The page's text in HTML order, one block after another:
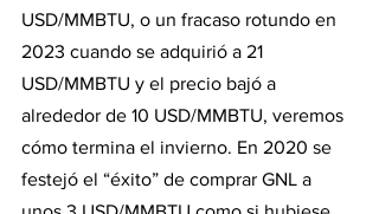
USD/MMBTU, o un fracaso rotundo en
2023 cuando se adquirió a 21
USD/MMBTU y el precio bajó a
alrededor de 10 USD/MMBTU, veremos
cómo termina el invierno. En 2020 se
festejó el “éxito” de comprar GNL a